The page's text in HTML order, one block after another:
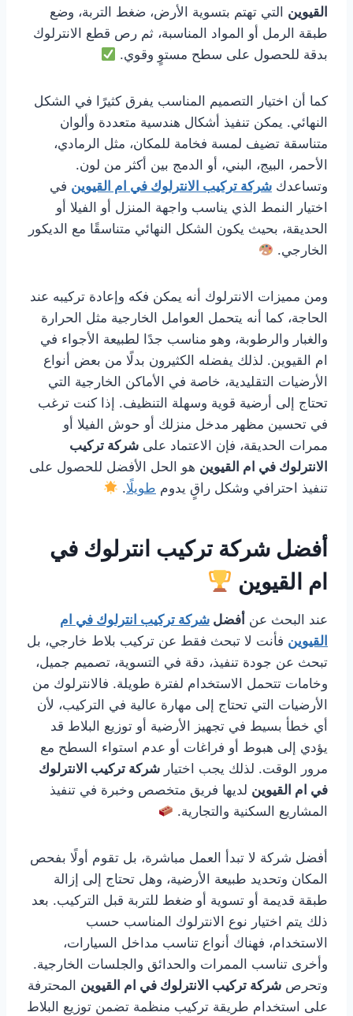
القيوين التي تهتم بتسوية الأرض، ضغط التربة، وضع
طبقة الرمل أو المواد المناسبة، ثم رص قطع الانترلوك
بدقة للحصول على سطح مستوٍ وقوي.
كما أن اختيار التصميم المناسب يفرق كثيرًا في الشكل
النهائي. يمكن تنفيذ أشكال هندسية متعددة وألوان
متناسقة تضيف لمسة فخامة للمكان، مثل الرمادي،
الأحمر، البيج، البني، أو الدمج بين أكثر من لون.
وتساعدك شركة تركيب الانترلوك في ام القيوين في
اختيار النمط الذي يناسب واجهة المنزل أو الفيلا أو
الحديقة، بحيث يكون الشكل النهائي متناسقًا مع الديكور
الخارجي.
ومن مميزات الانترلوك أنه يمكن فكه وإعادة تركيبه عند
الحاجة، كما أنه يتحمل العوامل الخارجية مثل الحرارة
والغبار والرطوبة، وهو مناسب جدًا لطبيعة الأجواء في
ام القيوين. لذلك يفضله الكثيرون بدلًا من بعض أنواع
الأرضيات التقليدية، خاصة في الأماكن الخارجية التي
تحتاج إلى أرضية قوية وسهلة التنظيف. إذا كنت ترغب
في تحسين مظهر مدخل منزلك أو حوش الفيلا أو
ممرات الحديقة، فإن الاعتماد على شركة تركيب
الانترلوك في ام القيوين هو الحل الأفضل للحصول على
تنفيذ احترافي وشكل راقٍ يدوم طويلًا.
أفضل شركة تركيب انترلوك في
ام القيوين
عند البحث عن أفضل شركة تركيب انترلوك في ام
القيوين فأنت لا تبحث فقط عن تركيب بلاط خارجي، بل
تبحث عن جودة تنفيذ، دقة في التسوية، تصميم جميل،
وخامات تتحمل الاستخدام لفترة طويلة. فالانترلوك من
الأرضيات التي تحتاج إلى مهارة عالية في التركيب، لأن
أي خطأ بسيط في تجهيز الأرضية أو توزيع البلاط قد
يؤدي إلى هبوط أو فراغات أو عدم استواء السطح مع
مرور الوقت. لذلك يجب اختيار شركة تركيب الانترلوك
في ام القيوين لديها فريق متخصص وخبرة في تنفيذ
المشاريع السكنية والتجارية.
أفضل شركة لا تبدأ العمل مباشرة، بل تقوم أولًا بفحص
المكان وتحديد طبيعة الأرضية، وهل تحتاج إلى إزالة
طبقة قديمة أو تسوية أو ضغط للتربة قبل التركيب. بعد
ذلك يتم اختيار نوع الانترلوك المناسب حسب
الاستخدام، فهناك أنواع تناسب مداخل السيارات،
وأخرى تناسب الممرات والحدائق والجلسات الخارجية.
وتحرص شركة تركيب الانترلوك في ام القيوين المحترفة
على استخدام طريقة تركيب منظمة تضمن توزيع البلاط